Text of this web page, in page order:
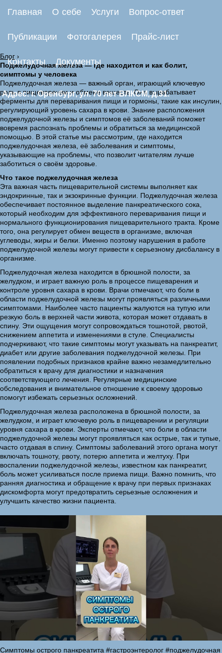
Главная О себе Услуги Вопрос-ответ
Публикации Фотогалерея Прайс-лист
Контакты Документы
Адрес: г. Оренбург, ул. 70 лет ВЛКСМ, д.31.
Блог ›
Поджелудочная железа — где находится и как болит,
симптомы у человека
Поджелудочная железа — важный орган, играющий ключевую
роль в пищеварении и обмене веществ. Она вырабатывает
ферменты для переваривания пищи и гормоны, такие как инсулин,
регулирующий уровень сахара в крови. Знание расположения
поджелудочной железы и симптомов её заболеваний поможет
вовремя распознать проблемы и обратиться за медицинской
помощью. В этой статье мы рассмотрим, где находится
поджелудочная железа, её заболевания и симптомы,
указывающие на проблемы, что позволит читателям лучше
заботиться о своём здоровье.
Что такое поджелудочная железа
Эта важная часть пищеварительной системы выполняет как
эндокринные, так и экзокринные функции. Поджелудочная железа
обеспечивает постоянное выделение панкреатического сока,
который необходим для эффективного переваривания пищи и
нормального функционирования пищеварительного тракта. Кроме
того, она регулирует обмен веществ в организме, включая
углеводы, жиры и белки. Именно поэтому нарушения в работе
поджелудочной железы могут привести к серьезному дисбалансу в
организме.
Поджелудочная железа находится в брюшной полости, за
желудком, и играет важную роль в процессе пищеварения и
контроле уровня сахара в крови. Врачи отмечают, что боли в
области поджелудочной железы могут проявляться различными
симптомами. Наиболее часто пациенты жалуются на тупую или
резкую боль в верхней части живота, которая может отдавать в
спину. Эти ощущения могут сопровождаться тошнотой, рвотой,
снижением аппетита и изменениями в стуле. Специалисты
подчеркивают, что такие симптомы могут указывать на панкреатит,
диабет или другие заболевания поджелудочной железы. При
появлении подобных признаков крайне важно незамедлительно
обратиться к врачу для диагностики и назначения
соответствующего лечения. Регулярные медицинские
обследования и внимательное отношение к своему здоровью
помогут избежать серьезных осложнений.
Поджелудочная железа расположена в брюшной полости, за
желудком, и играет ключевую роль в пищеварении и регуляции
уровня сахара в крови. Эксперты отмечают, что боли в области
поджелудочной железы могут проявляться как острые, так и тупые,
часто отдавая в спину. Симптомы заболеваний этого органа могут
включать тошноту, рвоту, потерю аппетита и желтуху. При
воспалении поджелудочной железы, известном как панкреатит,
боль может усиливаться после приема пищи. Важно помнить, что
ранняя диагностика и обращение к врачу при первых признаках
дискомфорта могут предотвратить серьезные осложнения и
улучшить качество жизни пациента.
Симптомы острого панкреатита #гастроэнтеролог #поджелудочная